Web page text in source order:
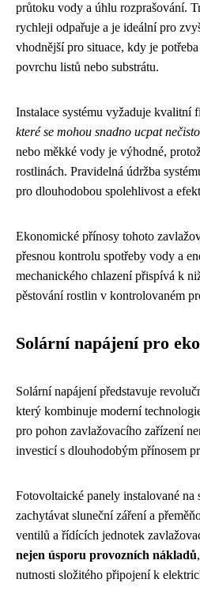
průtoku vody a úhlu rozprašování.
rychleji odpařuje a je ideální pro
vhodnější pro situace, kdy je
povrchu listů nebo substrátu.
Instalace systému vyžaduje kvalitní
které se mohou snadno ucpat
nebo měkké vody je výhodné,
rostlinách. Pravidelná údržba
pro dlouhodobou spolehlivost a
Ekonomické přínosy tohoto
přesnou kontrolu spotřeby vody a
mechanického chlazení přispívá k
pěstování rostlin v kontrolovaném
Solární napájení pro
Solární napájení představuje
který kombinuje moderní
pro pohon zavlažovacího zařízení
investicí s dlouhodobým přínosem
Fotovoltaické panely instalované
zachytávat sluneční záření a
ventilů a řídících jednotek
nejen úsporu provozních nákladů
nutnosti složitého připojení k